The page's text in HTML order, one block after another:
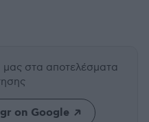
μας στα αποτελέσματα
on Google